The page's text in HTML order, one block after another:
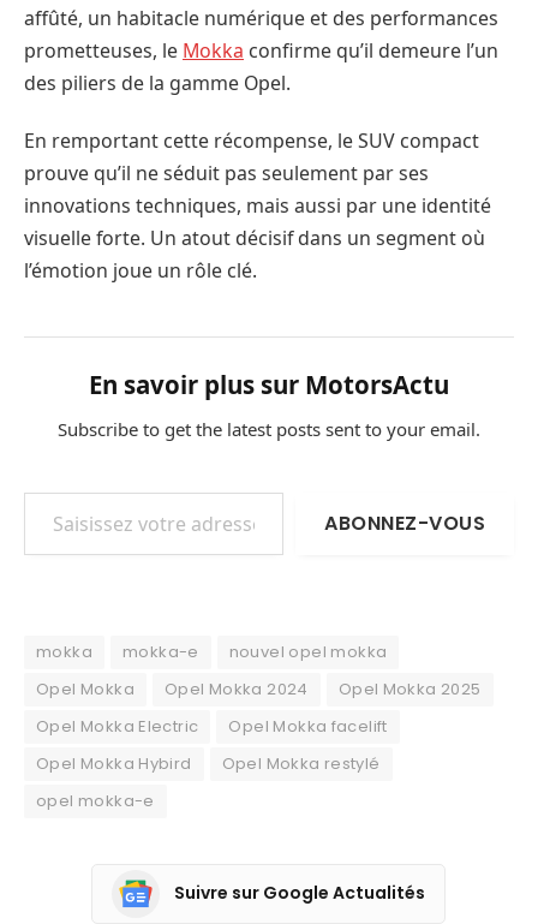
affûté, un habitacle numérique et des performances
prometteuses, le Mokka confirme qu’il demeure l’un
des piliers de la gamme Opel.
En remportant cette récompense, le SUV compact
prouve qu’il ne séduit pas seulement par ses
innovations techniques, mais aussi par une identité
visuelle forte. Un atout décisif dans un segment où
l’émotion joue un rôle clé.
En savoir plus sur MotorsActu
Subscribe to get the latest posts sent to your email.
Saisissez votre adresse e-mail…
ABONNEZ-VOUS
mokka mokka-e
nouvel opel mokka
Opel Mokka
Opel Mokka 2024
Opel Mokka 2025
Opel Mokka Electric
Opel Mokka facelift
Opel Mokka Hybird
Opel Mokka restylé
opel mokka-e
Suivre sur Google Actualités